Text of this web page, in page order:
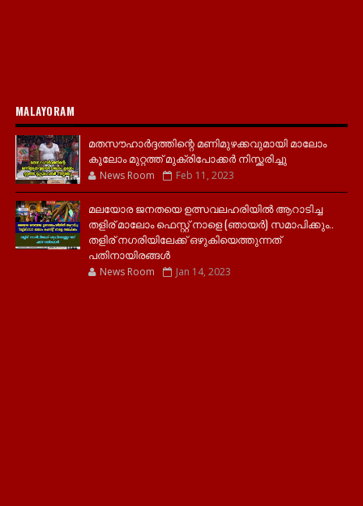
MALAYORAM
മതസൗഹാർദ്ദത്തിന്റെ മണിമുഴക്കവുമായി മാലോം
കൂലോം മുറ്റത്ത് മുക്രിപോക്കർ നിസ്ക്കരിച്ചു
News Room Feb 11, 2023
മലയോര ജനതയെ ഉത്സവലഹരിയിൽ ആറാടിച്ച
തളിര് മാലോം ഫെസ്റ്റ് നാളെ (ഞായർ) സമാപിക്കും..
തളിര് നഗരിയിലേക്ക് ഒഴുകിയെത്തുന്നത്
പതിനായിരങ്ങൾ
News Room Jan 14, 2023